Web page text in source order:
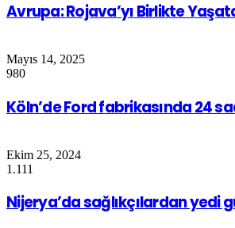
Avrupa: Rojava’yı Birlikte
Mayıs 14, 2025
980
Köln’de Ford fabrikasında 24
Ekim 25, 2024
1.111
Nijerya’da sağlıkçılardan yedi